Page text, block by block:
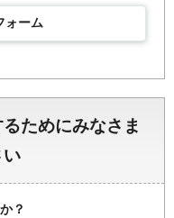
ォーム
ためにみなさま
い
？